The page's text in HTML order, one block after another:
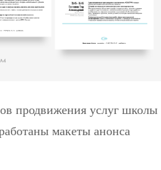
продвижения услуг школы
макеты анонса